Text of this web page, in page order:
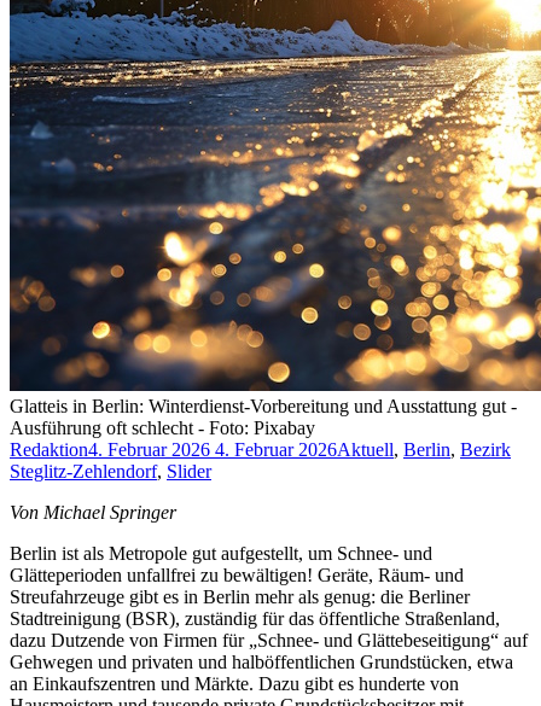
Glatteis in Berlin: Winterdienst-Vorbereitung und Ausstattung gut -
Ausführung oft schlecht - Foto: Pixabay
Redaktion4. Februar 2026 4. Februar 2026Aktuell, Berlin, Bezirk
Steglitz-Zehlendorf, Slider
Von Michael Springer
Berlin ist als Metropole gut aufgestellt, um Schnee- und
Glätteperioden unfallfrei zu bewältigen! Geräte, Räum- und
Streufahrzeuge gibt es in Berlin mehr als genug: die Berliner
Stadtreinigung (BSR), zuständig für das öffentliche Straßenland,
dazu Dutzende von Firmen für „Schnee- und Glättebeseitigung“ auf
Gehwegen und privaten und halböffentlichen Grundstücken, etwa
an Einkaufszentren und Märkte. Dazu gibt es hunderte von